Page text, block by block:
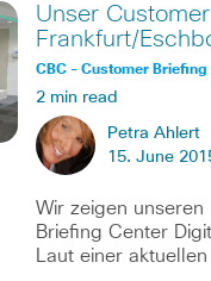
Unser
Frankfurt/
CBC - Customer Briefing
2 min read
Petra Ahlert
15. June
Wir zeigen
Briefing Center
Laut einer